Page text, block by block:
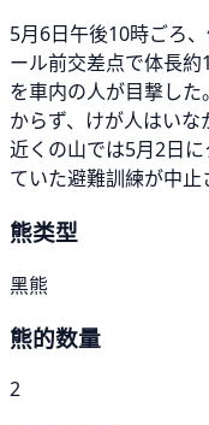
5月6日午後10時ごろ
ール前交差点で体長
を車内の人が目撃し
からず、けが人はい
近くの山では5月2日
ていた避難訓練が中止
熊类型
黑熊
熊的数量
2